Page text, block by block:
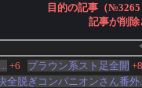
目的の記事（
記事が削
+6 ブラウン系スト足全開 +8
全脱ぎコンパニオンさん番外